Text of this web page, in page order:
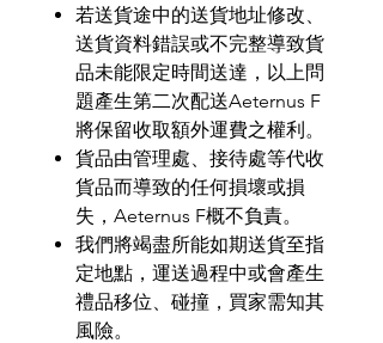
若送貨途中的送貨地址修改、
送貨資料錯誤或不完整導致貨
品未能限定時間送達，以上問
題產生第二次配送Aeternus F
將保留收取額外運費之權利。
貨品由管理處、接待處等代收
貨品而導致的任何損壞或損
失， Aeternus F概不負責。
我們將竭盡所能如期送貨至指
定地點，運送過程中或會產生
禮品移位、碰撞，買家需知其
風險。